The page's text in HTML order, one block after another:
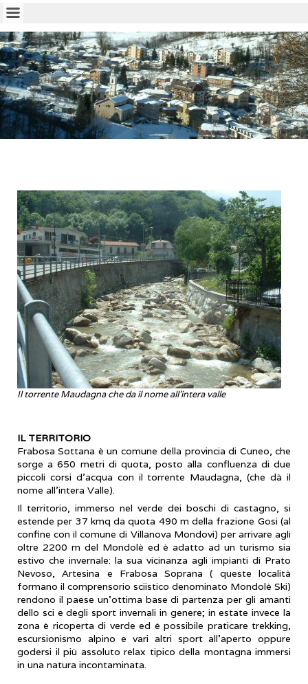
Il torrente Maudagna che da il nome all'intera valle
IL TERRITORIO
Frabosa Sottana è un comune della provincia di Cuneo, che
sorge a 650 metri di quota, posto alla confluenza di due
piccoli corsi d'acqua con il torrente Maudagna, (che dà il
nome all’intera Valle).
Il territorio, immerso nel verde dei boschi di castagno, si
estende per 37 kmq da quota 490 m della frazione Gosi (al
confine con il comune di Villanova Mondovi) per arrivare agli
oltre 2200 m del Mondolè ed è adatto ad un turismo sia
estivo che invernale: la sua vicinanza agli impianti di Prato
Nevoso, Artesina e Frabosa Soprana ( queste località
formano il comprensorio sciistico denominato Mondolè Ski)
rendono il paese un’ottima base di partenza per gli amanti
dello sci e degli sport invernali in genere; in estate invece la
zona è ricoperta di verde ed è possibile praticare trekking,
escursionismo alpino e vari altri sport all’aperto oppure
godersi il più assoluto relax tipico della montagna immersi
in una natura incontaminata.